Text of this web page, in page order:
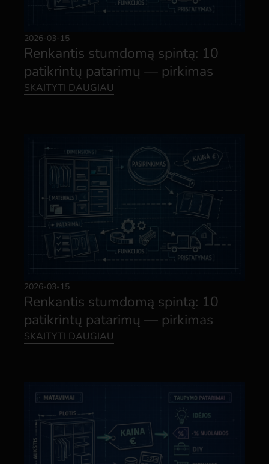
2026-03-15
Renkantis stumdomą spintą: 10
patikrintų patarimų — pirkimas
SKAITYTI DAUGIAU
2026-03-15
Renkantis stumdomą spintą: 10
patikrintų patarimų — pirkimas
SKAITYTI DAUGIAU